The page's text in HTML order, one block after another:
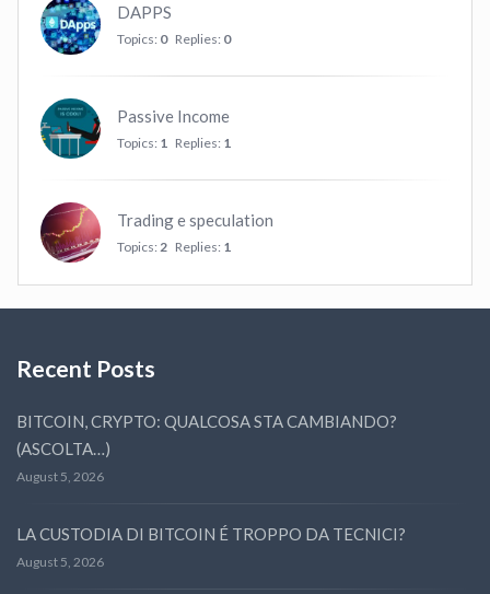
DAPPS
Topics: 0 Replies: 0
Passive Income
Topics: 1 Replies: 1
Trading e speculation
Topics: 2 Replies: 1
Recent Posts
BITCOIN, CRYPTO: QUALCOSA STA CAMBIANDO?
(ASCOLTA…)
August 5, 2026
LA CUSTODIA DI BITCOIN É TROPPO DA TECNICI?
August 5, 2026